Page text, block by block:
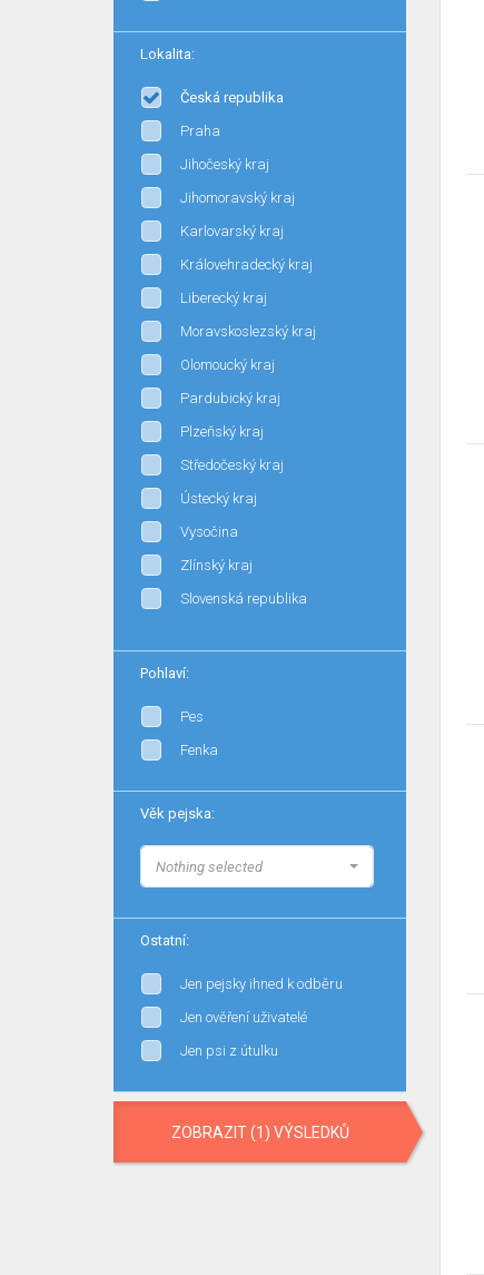
Lokalita:
Česká republika
Praha
Jihočeský kraj
Jihomoravský kraj
Karlovarský kraj
Královehradecký kraj
Liberecký kraj
Moravskoslezský kraj
Olomoucký kraj
Pardubický kraj
Plzeňský kraj
Středočeský kraj
Ústecký kraj
Vysočina
Zlínský kraj
Slovenská republika
Pohlaví:
Pes
Fenka
Věk pejska:
Nothing selected
Ostatní:
Jen pejsky ihned k odběru
Jen ověření uživatelé
Jen psi z útulku
ZOBRAZIT (1) VÝSLEDKŮ